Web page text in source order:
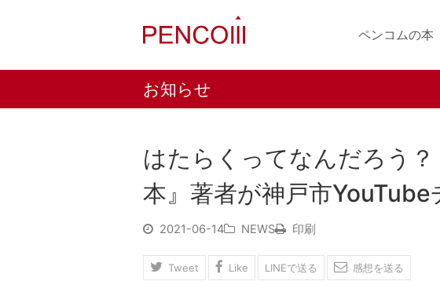
ペンコムの本
お知らせ
はたらくってなんだろう
本』著者が神戸市
2021-06-14 NEWS 印刷
Tweet Like LINEで送る 感想を送る